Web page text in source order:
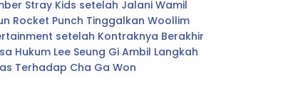
Stray Kids setelah Jalani Wamil
Rocket Punch Tinggalkan Woollim
setelah Kontraknya Berakhir
Hukum Lee Seung Gi Ambil Langkah
Terhadap Cha Ga Won